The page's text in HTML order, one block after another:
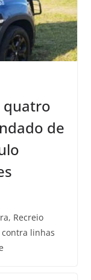
quatro
de
Recreio
contra linhas